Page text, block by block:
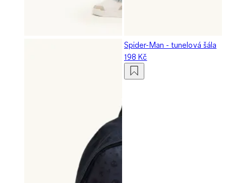
Spider-Man - tunelová šála
198 Kč